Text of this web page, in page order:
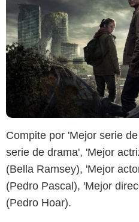
Compite por 'Mejor serie
serie de drama', 'Mejor
(Bella Ramsey), 'Mejor
(Pedro Pascal), 'Mejor
(Pedro Hoar).